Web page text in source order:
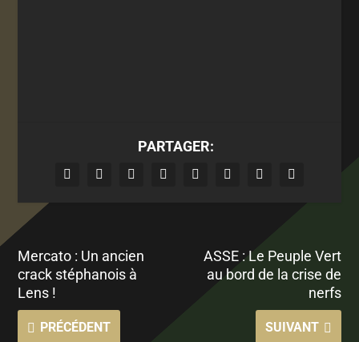
PARTAGER:
Mercato : Un ancien
crack stéphanois à
Lens !
PRÉCÉDENT
ASSE : Le Peuple Vert
au bord de la crise de
nerfs
SUIVANT